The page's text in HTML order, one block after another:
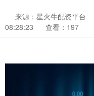
来源：星火牛配资平台
08:28:23
查看：197